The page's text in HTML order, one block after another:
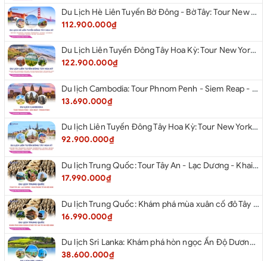
Du Lịch Hè Liên Tuyến Bờ Đông - Bờ Tây: Tour New York - Philadelphia - Delaware - Washington Dc - Las Vegas - Los Angeles - Hollywood - San Diego - San Jose - San Francisco - Từ Hà Nội 2026
112.900.000₫
Du Lịch Liên Tuyến Đông Tây Hoa Kỳ: Tour New York - Boston - New Hampshire - Artist’s Bluff - Echo Lake Kancamagus Highway - White Mountains - Albany - Buffalo - Niagara Falls Corning - Washington Dc - Las Vegas - Red Rock Canyon - Los Angeles - San Diego Từ Hà Nội 2026
122.900.000₫
Du lịch Cambodia: Tour Phnom Penh - Siem Reap - Phnom Penh
13.690.000₫
Du lịch Liên Tuyến Đông Tây Hoa Kỳ: Tour New York - Philadelphia - Delaware - Washington D.C - Las Vegas - Red rock Canyon - Little Saigon - Santa Monica - Los Angeles - San Diego từ Hà Nội 2026
92.900.000₫
Du lịch Trung Quốc: Tour Tây An - Lạc Dương - Khai Phong từ Hà Nội 2026
17.990.000₫
Du lịch Trung Quốc: Khám phá mùa xuân cố đô Tây An từ Hà Nội 2026
16.990.000₫
Du lịch Sri Lanka: Khám phá hòn ngọc Ấn Độ Dương 2026
38.600.000₫